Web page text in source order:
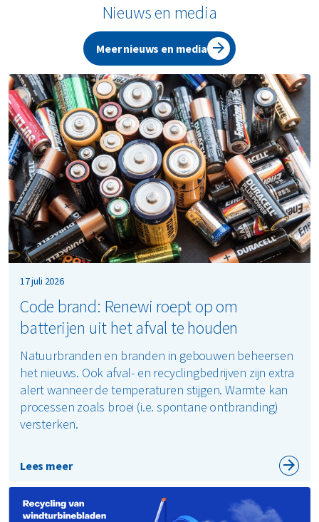
Nieuws en media
Meer nieuws en media
Code brand: Renewi roept op om
batterijen uit het afval te houden
17 juli 2026
Natuurbranden en branden in gebouwen beheersen
het nieuws. Ook afval- en recyclingbedrijven zijn extra
alert wanneer de temperaturen stijgen. Warmte kan
processen zoals broei (i.e. spontane ontbranding)
versterken.
Lees meer